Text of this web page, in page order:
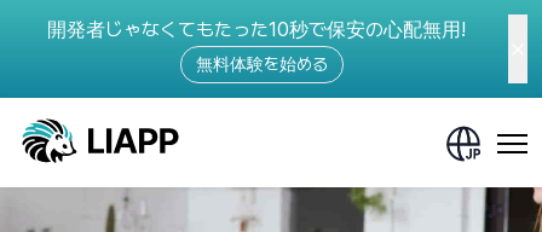
開発者じゃなくてもたった10秒で保安の心配無用!
無料体験を始める